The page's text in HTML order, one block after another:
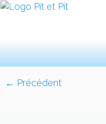
← Précédent